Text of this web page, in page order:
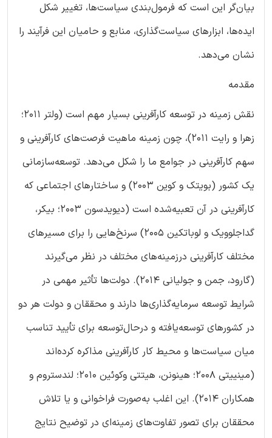
بیان‌گر این است که فرمول‌بندی سیاست‌ها، تغییر شکل
ایده‌ها، ابزارهای سیاست‌گذاری، منابع و حامیان این فرآیند را
نشان می‌دهد.
مقدمه
نقش زمینه در توسعه کارآفرینی بسیار مهم است (ولتر 2011؛
زهرا و رایت 2011)، چون زمینه ماهیت فرصت‌های کارآفرینی و
سهم کارآفرینی در جوامع ما را شکل می‌دهد. توسعه‌سازمانی
یک کشور (بویتک و کوین 2003) و ساختارهای اجتماعی که
کارآفرینی در آن تعبیه‌شده است (دیویدسون 2003؛ بیکر،
گداجلوویک و لوباتکین 2005) سرنخ‌هایی را برای مسیرهای
مختلف کارآفرینی درزمینه‌های مختلف در نظر می‌گیرند
(گارود، جمن و جولیانی 2014). دولت‌ها تأثیر مهمی در
شرایط توسعه سرمایه‌گذاری‌ها دارند و محققان و دولت هر دو
در کشورهای توسعه‌یافته و درحال‌توسعه برای تأیید تناسب
میان سیاست‌ها و محیط کار کارآفرینی مذاکره کرده‌اند
(مینییتی 2008؛ هینونن، هیتتی وکوئین 2010؛ لندستروم و
همکاران 2014). این اغلب به‌صورت فراخوانی و یا تلاش
محققان برای تصور تفاوت‌های زمینه‌ای در توضیح نتایج